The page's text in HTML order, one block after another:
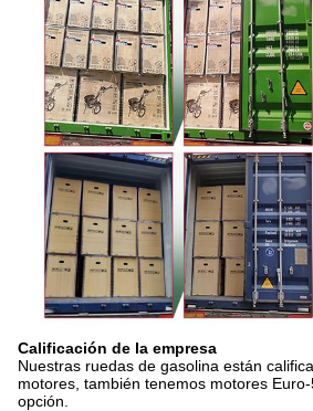
Calificación de la empresa
Nuestras ruedas de gasolina están
motores, también tenemos motores
opción.